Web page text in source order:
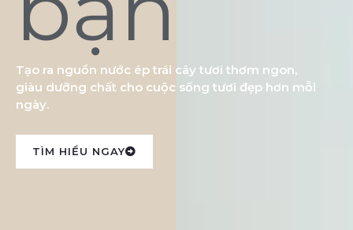
Tạo ra nguồn nước ép trái cây tươi thơm ngon,
giàu dưỡng chất cho cuộc sống tươi đẹp hơn mỗi
ngày.
TÌM HIỂU NGAY